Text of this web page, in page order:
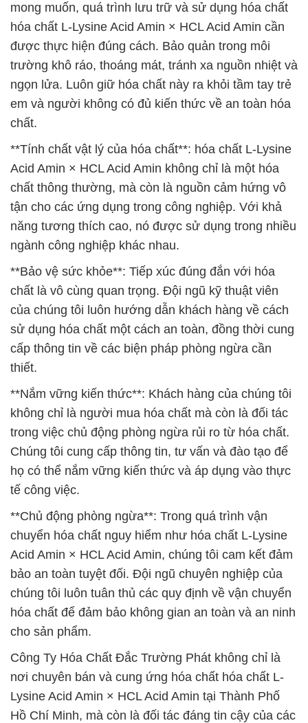
mong muốn, quá trình lưu trữ và sử dụng hóa chất
hóa chất L-Lysine Acid Amin × HCL Acid Amin cần
được thực hiện đúng cách. Bảo quản trong môi
trường khô ráo, thoáng mát, tránh xa nguồn nhiệt và
ngọn lửa. Luôn giữ hóa chất này ra khỏi tầm tay trẻ
em và người không có đủ kiến thức về an toàn hóa
chất.
**Tính chất vật lý của hóa chất**: hóa chất L-Lysine
Acid Amin × HCL Acid Amin không chỉ là một hóa
chất thông thường, mà còn là nguồn cảm hứng vô
tận cho các ứng dụng trong công nghiệp. Với khả
năng tương thích cao, nó được sử dụng trong nhiều
ngành công nghiệp khác nhau.
**Bảo vệ sức khỏe**: Tiếp xúc đúng đắn với hóa
chất là vô cùng quan trọng. Đội ngũ kỹ thuật viên
của chúng tôi luôn hướng dẫn khách hàng về cách
sử dụng hóa chất một cách an toàn, đồng thời cung
cấp thông tin về các biện pháp phòng ngừa cần
thiết.
**Nắm vững kiến thức**: Khách hàng của chúng tôi
không chỉ là người mua hóa chất mà còn là đối tác
trong việc chủ động phòng ngừa rủi ro từ hóa chất.
Chúng tôi cung cấp thông tin, tư vấn và đào tạo để
họ có thể nắm vững kiến thức và áp dụng vào thực
tế công việc.
**Chủ động phòng ngừa**: Trong quá trình vận
chuyển hóa chất nguy hiểm như hóa chất L-Lysine
Acid Amin × HCL Acid Amin, chúng tôi cam kết đảm
bảo an toàn tuyệt đối. Đội ngũ chuyên nghiệp của
chúng tôi luôn tuân thủ các quy định về vận chuyển
hóa chất để đảm bảo không gian an toàn và an ninh
cho sản phẩm.
Công Ty Hóa Chất Đắc Trường Phát không chỉ là
nơi chuyên bán và cung ứng hóa chất hóa chất L-
Lysine Acid Amin × HCL Acid Amin tại Thành Phố
Hồ Chí Minh, mà còn là đối tác đáng tin cậy của các